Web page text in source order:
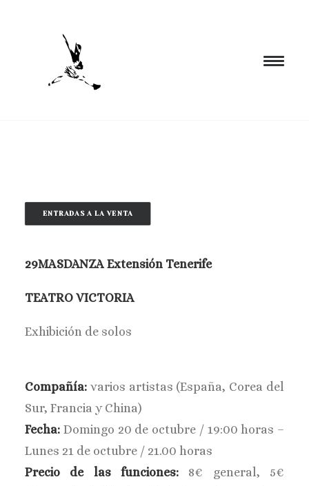
CIA. NÓMADA
BLOG
CONTACTO
BUSCAR
ENTRADAS A LA VENTA
29MASDANZA Extensión Tenerife
TEATRO VICTORIA
Exhibición de solos
Compañía: varios artistas (España, Corea del
Sur, Francia y China)
Fecha: Domingo 20 de octubre / 19:00 horas –
Lunes 21 de octubre / 21.00 horas
Precio de las funciones: 8€ general, 5€